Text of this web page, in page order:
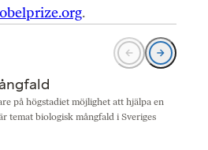
.
på högstadiet möjlighet att hjälpa en
temat biologisk mångfald i Sveriges